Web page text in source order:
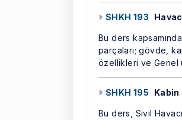
SHKH 193
Bu ders
parçaları; gövde,
özellikleri ve Genel
SHKH 195
Bu ders, Sivil